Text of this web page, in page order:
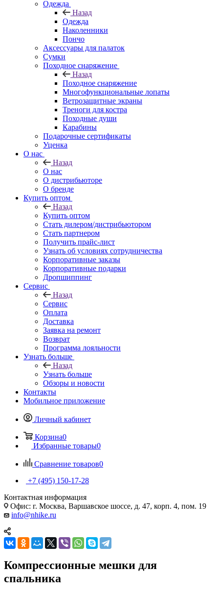
Одежда
Назад
Одежда
Наколенники
Пончо
Аксессуары для палаток
Сумки
Походное снаряжение
Назад
Походное снаряжение
Многофункциональные лопаты
Ветрозащитные экраны
Треноги для костра
Походные души
Карабины
Подарочные сертификаты
Уценка
О нас
Назад
О нас
О дистрибьюторе
О бренде
Купить оптом
Назад
Купить оптом
Стать дилером/дистрибьютором
Стать партнером
Получить прайс-лист
Узнать об условиях сотрудничества
Корпоративные заказы
Корпоративные подарки
Дропшиппинг
Сервис
Назад
Сервис
Оплата
Доставка
Заявка на ремонт
Возврат
Программа лояльности
Узнать больше
Назад
Узнать больше
Обзоры и новости
Контакты
Мобильное приложение
Личный кабинет
Корзина0
Избранные товары0
Сравнение товаров0
+7 (495) 150-17-28
Контактная информация
Офис: г. Москва, Варшавское шоссе, д. 47, корп. 4, пом. 19
info@nhike.ru
Компрессионные мешки для
спальника